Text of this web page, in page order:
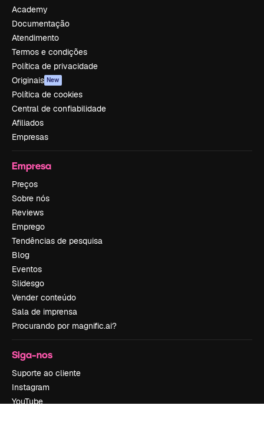
Academy
Documentação
Atendimento
Termos e condições
Política de privacidade
Originais New
Política de cookies
Central de confiabilidade
Afiliados
Empresas
Empresa
Preços
Sobre nós
Reviews
Emprego
Tendências de pesquisa
Blog
Eventos
Slidesgo
Vender conteúdo
Sala de imprensa
Procurando por magnific.ai?
Siga-nos
Suporte ao cliente
Instagram
YouTube